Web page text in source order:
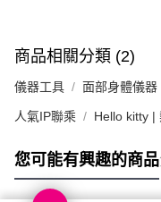
商品相關分類 (2)
儀器工具 面部身體儀器
人氣IP聯乘 Hello kitty |
您可能有興趣的商品